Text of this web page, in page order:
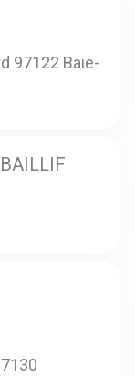
97122 Baie-